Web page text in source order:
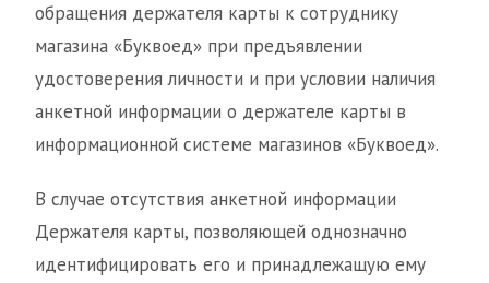
обращения держателя карты к сотруднику
магазина «Буквоед» при предъявлении
удостоверения личности и при условии наличия
анкетной информации о держателе карты в
информационной системе магазинов «Буквоед».
В случае отсутствия анкетной информации
Держателя карты, позволяющей однозначно
идентифицировать его и принадлежащую ему